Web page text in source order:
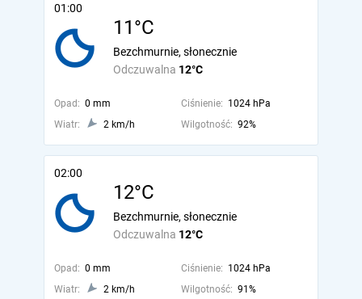
01:00
11°C
Odczuwalna 12°C
Bezchmurnie, słonecznie
Opad: 0 mm Ciśnienie: 1024 hPa
Wiatr:
2 km/h Wilgotność: 92%
02:00
12°C
Odczuwalna 12°C
Bezchmurnie, słonecznie
Opad: 0 mm Ciśnienie: 1024 hPa
Wiatr:
2 km/h Wilgotność: 91%